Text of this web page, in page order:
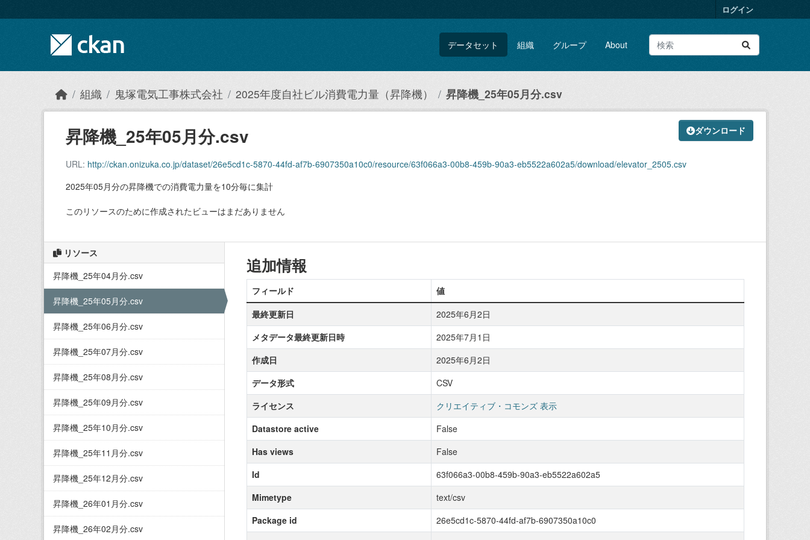
ログイン
データセット 組織 グループ About
組織 鬼塚電気工事株式会社 2025年度自社ビル消費電力量（昇降機） 昇降機_25年05月分.csv
ダウンロード
昇降機_25年05月分.csv
URL: http://ckan.onizuka.co.jp/dataset/26e5cd1c-5870-44fd-af7b-6907350a10c0/resource/63f066a3-00b8-459b-90a3-eb5522a602a5/download/elevator_2505.csv
2025年05月分の昇降機での消費電力量を10分毎に集計
このリソースのために作成されたビューはまだありません
リソース
昇降機_25年04月分.csv
昇降機_25年05月分.csv
昇降機_25年06月分.csv
昇降機_25年07月分.csv
昇降機_25年08月分.csv
昇降機_25年09月分.csv
昇降機_25年10月分.csv
昇降機_25年11月分.csv
昇降機_25年12月分.csv
昇降機_26年01月分.csv
昇降機_26年02月分.csv
追加情報
フィールド
値
最終更新日
2025年6月2日
メタデータ最終更新日時
2025年7月1日
作成日
2025年6月2日
データ形式
CSV
ライセンス
クリエイティブ・コモンズ 表示
Datastore active
False
Has views
False
Id
63f066a3-00b8-459b-90a3-eb5522a602a5
Mimetype
text/csv
Package id
26e5cd1c-5870-44fd-af7b-6907350a10c0